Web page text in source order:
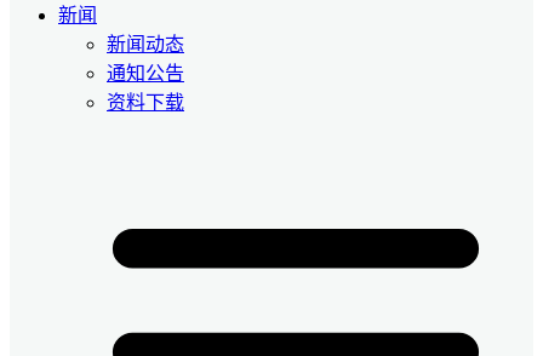
新闻
新闻动态
通知公告
资料下载